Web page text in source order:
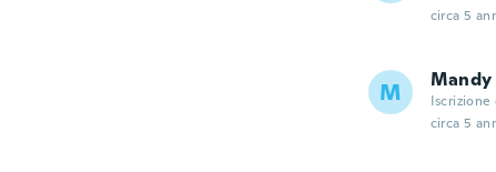
circa 5
M Mandy
Iscrizione
circa 5